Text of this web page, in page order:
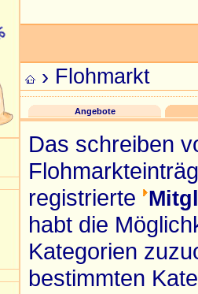
› Flohmarkt
Angebote
Das schreiben
registrierte
habt die
Kategorien
bestimmten